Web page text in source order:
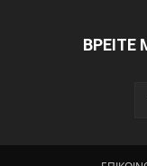
ΒΡΕΙΤΕ